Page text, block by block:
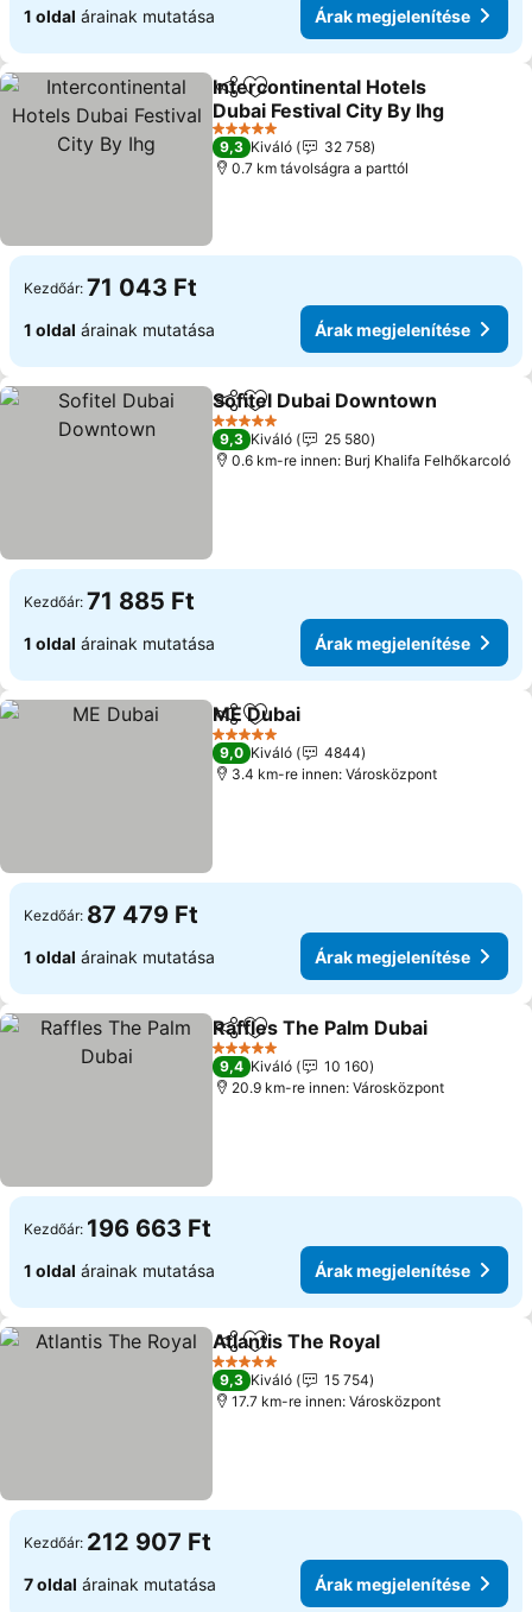
1 oldal árainak mutatása Árak megjelenítése
Megosztás
Hozzáadás a kedvencekhez
Intercontinental Hotels
Dubai Festival City By Ihg
Árak megjelenítése
5 Kategória
9,3 Kiváló
32 758
0.7 km távolságra a parttól
Kezdőár: 71 043 Ft
1 oldal árainak mutatása Árak megjelenítése
Megosztás
Hozzáadás a kedvencekhez
Sofitel Dubai Downtown
5 Kategória
9,3 Kiváló
25 580
0.6 km-re innen: Burj Khalifa Felhőkarcoló
Kezdőár: 71 885 Ft
1 oldal árainak mutatása Árak megjelenítése
Megosztás
Hozzáadás a kedvencekhez
ME Dubai
5 Kategória
9,0 Kiváló
4844
3.4 km-re innen: Városközpont
Kezdőár: 87 479 Ft
1 oldal árainak mutatása Árak megjelenítése
Megosztás
Hozzáadás a kedvencekhez
Raffles The Palm Dubai
5 Kategória
9,4 Kiváló
10 160
20.9 km-re innen: Városközpont
Kezdőár: 196 663 Ft
1 oldal árainak mutatása Árak megjelenítése
Megosztás
Hozzáadás a kedvencekhez
Atlantis The Royal
5 Kategória
9,3 Kiváló
15 754
17.7 km-re innen: Városközpont
Kezdőár: 212 907 Ft
7 oldal árainak mutatása Árak megjelenítése